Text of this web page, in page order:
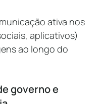
ativa nos
aplicativos)
ao longo do
governo e